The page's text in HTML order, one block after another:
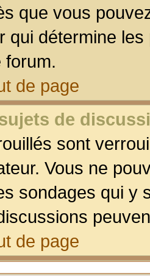
que vous
qui détermine
forum.
de page
de
sont
Vous ne
sondages qui y
de page